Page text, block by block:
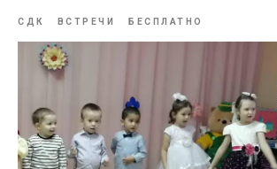
СДК ВСТРЕЧИ БЕСПЛАТНО